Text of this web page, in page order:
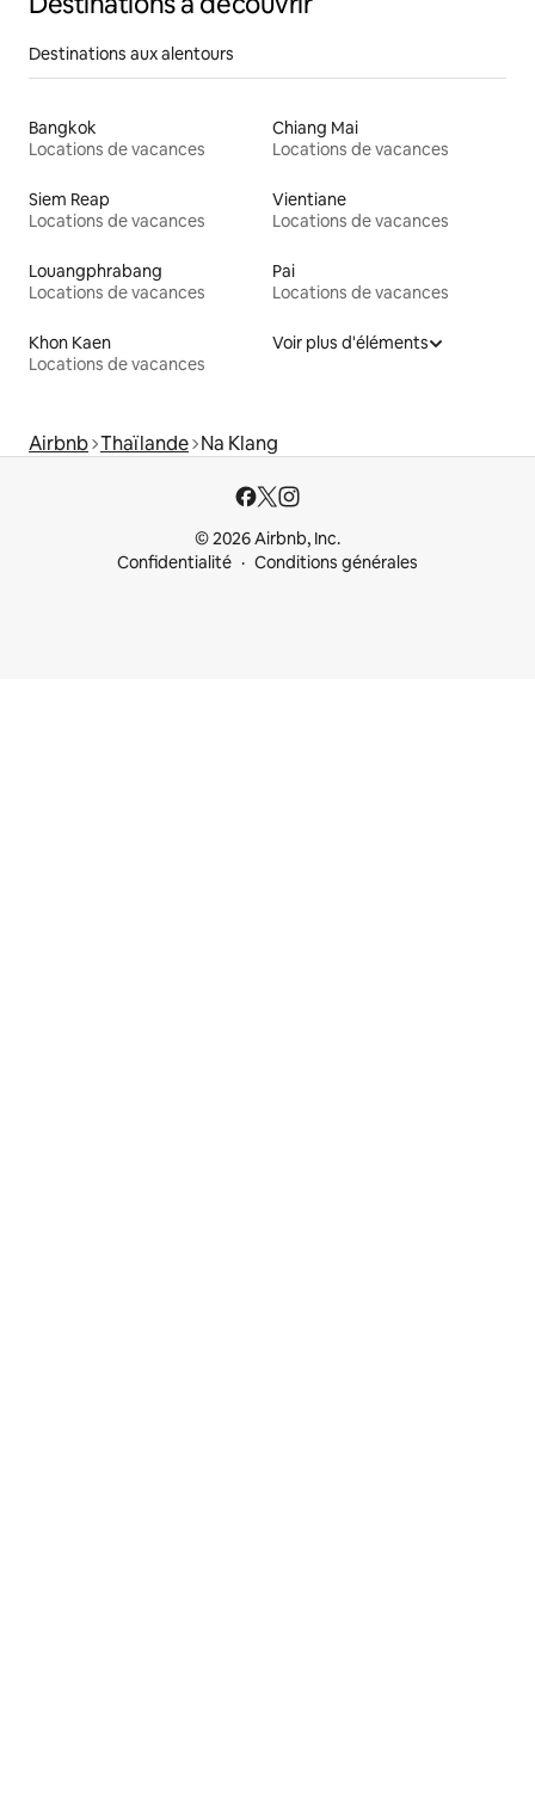
Destinations aux alentours
Bangkok
Locations de vacances
Chiang Mai
Locations de vacances
Siem Reap
Locations de vacances
Vientiane
Locations de vacances
Louangphrabang
Locations de vacances
Pai
Locations de vacances
Khon Kaen
Locations de vacances
Voir plus d'éléments
Airbnb Thaïlande Na Klang
© 2026 Airbnb, Inc.
Confidentialité
Conditions générales